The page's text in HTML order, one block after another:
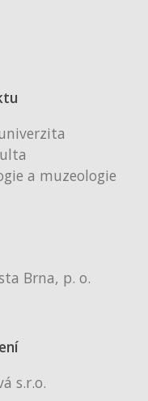
a muzeologie
Brna, p. o.
s.r.o.